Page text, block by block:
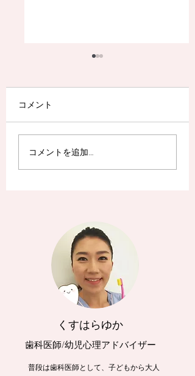
子どもの歯が抜ける仕
コメント
コメントを追加…
くすはらゆか
歯科医師/幼児心理アドバイザー
普段は歯科医師として、子どもから大人